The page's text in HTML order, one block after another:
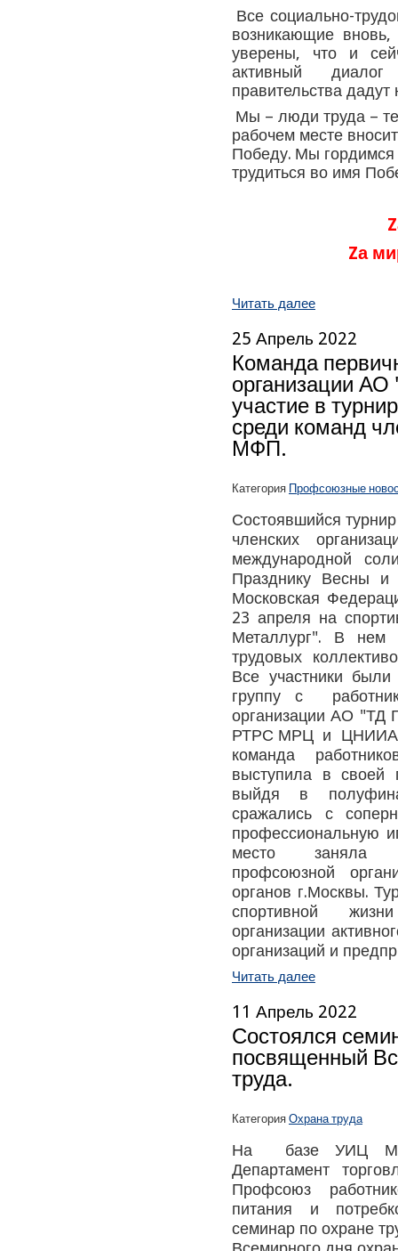
Все социально-
возникающие
уверены, что и
активный
правительства
Мы – люди труда –
рабочем месте
Победу. Мы гордимся
трудиться во имя
Zа
Читать далее
25 Апрель 2022
Команда
организации
участие в
среди команд
МФП.
Категория Профсоюзные
Состоявшийся
членских
международной
Празднику Весны и
Московская
23 апреля на
Металлург". В нем
трудовых
Все участники
группу с
организации АО "ТД
РТРС МРЦ и
команда
выступила в своей
выйдя в
сражались с
профессиональную
место заняла
профсоюзной
органов г.Москвы.
спортивной
организации
организаций и
Читать далее
11 Апрель 2022
Состоялся
посвященный
труда.
Категория Охрана труда
На базе УИЦ
Департамент
Профсоюз
питания и
семинар по охране